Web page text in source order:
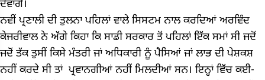
ਦੇਵਾਂਗੇ।
ਨਵੀਂ ਪ੍ਰਣਾਲੀ ਦੀ ਤੁਲਨਾ ਪਹਿਲਾਂ ਵਾਲੇ ਸਿਸਟਮ ਨਾਲ ਕਰਦਿਆਂ ਅਰਵਿੰਦ
ਕੇਜਰੀਵਾਲ ਨੇ ਅੱਗੇ ਕਿਹਾ ਕਿ ਸਾਡੀ ਸਰਕਾਰ ਤੋਂ ਪਹਿਲਾਂ ਇੱਕ ਸਮਾਂ ਸੀ ਜਦੋਂ
ਜਦੋਂ ਤੱਕ ਤੁਸੀਂ ਕਿਸੇ ਮੰਤਰੀ ਜਾਂ ਅਧਿਕਾਰੀ ਨੂੰ ਪੈਸਿਆਂ ਜਾਂ ਲਾਭ ਦੀ ਪੇਸ਼ਕਸ਼
ਨਹੀਂ ਕਰਦੇ ਸੀ ਤਾਂ ਪ੍ਰਵਾਨਗੀਆਂ ਨਹੀਂ ਮਿਲਦੀਆਂ ਸਨ। ਇਨ੍ਹਾਂ ਵਿੱਚ ਕਈ-